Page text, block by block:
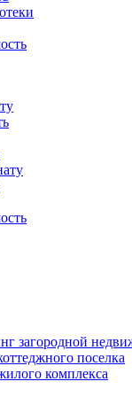
загородной
поселка
комплекса